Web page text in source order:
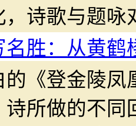
，诗歌与题咏
名胜：从黄鹤
的《登金陵
诗所做的不